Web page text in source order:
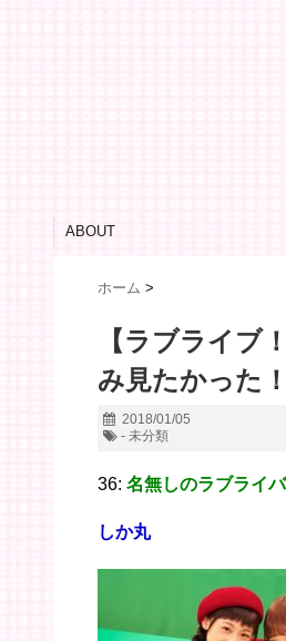
ABOUT
ホーム >
【ラブライブ
み見たかった！
2018/01/05
- 未分類
36: 名無しのラブライ
しか丸